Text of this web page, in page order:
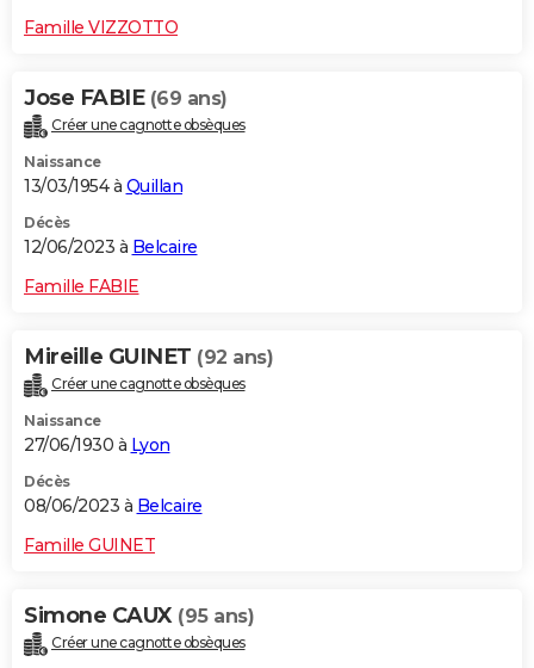
Famille VIZZOTTO
Jose FABIE (69 ans)
Créer une cagnotte obsèques
Naissance
13/03/1954 à Quillan
Décès
12/06/2023 à Belcaire
Famille FABIE
Mireille GUINET (92 ans)
Créer une cagnotte obsèques
Naissance
27/06/1930 à Lyon
Décès
08/06/2023 à Belcaire
Famille GUINET
Simone CAUX (95 ans)
Créer une cagnotte obsèques